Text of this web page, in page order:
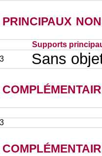
Supports
Sans